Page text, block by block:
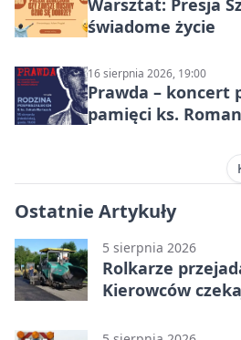
Warsztat: Presja
świadome życie
16 sierpnia 2026, 19:00
Prawda – koncert
pamięci ks.
Ostatnie Artykuły
5 sierpnia 2026
Rolkarze
Kierowców